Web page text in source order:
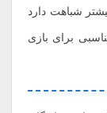
شباهت دارد
برای بازی